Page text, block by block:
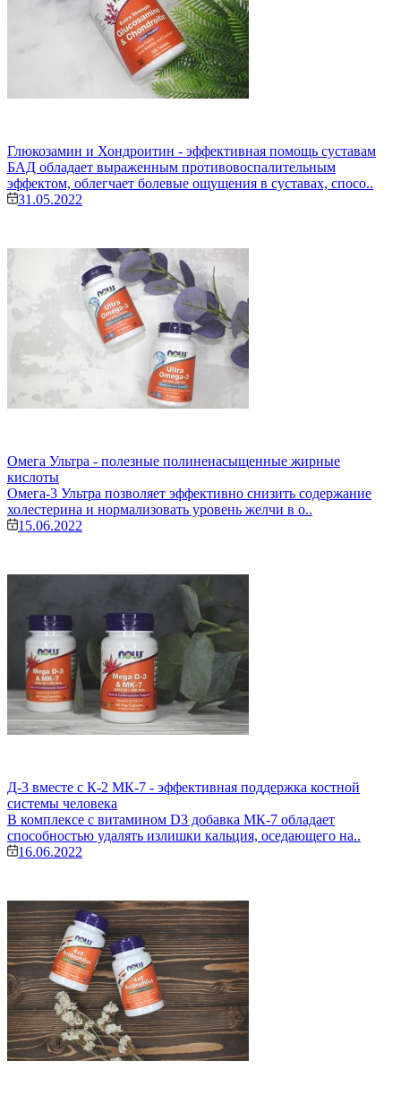
Глюкозамин и Хондроитин - эффективная помощь суставам
БАД обладает выраженным противовоспалительным
эффектом, облегчает болевые ощущения в суставах, спосо..
31.05.2022
Омега Ультра - полезные полиненасыщенные жирные
кислоты
Омега-3 Ультра позволяет эффективно снизить содержание
холестерина и нормализовать уровень желчи в о..
15.06.2022
Д-3 вместе с К-2 МК-7 - эффективная поддержка костной
системы человека
В комплексе с витамином D3 добавка МК-7 обладает
способностью удалять излишки кальция, оседающего на..
16.06.2022